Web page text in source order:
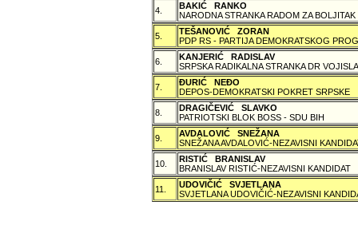
4.
BAKIĆ RANKO
NARODNA STRANKA RADOM ZA BOLJITAK
5.
TEŠANOVIĆ ZORAN
PDP RS - PARTIJA DEMOKRATSKOG
6.
KANJERIĆ RADISLAV
SRPSKA RADIKALNA STRANKA DR
7.
ÐURIĆ NEÐO
DEPOS-DEMOKRATSKI POKRET SRPSKE
8.
DRAGIČEVIĆ SLAVKO
PATRIOTSKI BLOK BOSS - SDU BIH
9.
AVDALOVIĆ SNEŽANA
SNEŽANA AVDALOVIĆ-NEZAVISNI
10.
RISTIĆ BRANISLAV
BRANISLAV RISTIĆ-NEZAVISNI KANDIDAT
11.
UDOVIČIĆ SVJETLANA
SVJETLANA UDOVIČIĆ-NEZAVISNI